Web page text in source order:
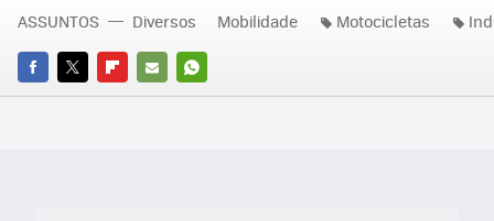
FACEBOOK
TWITTERFLIPBOARD
E-
WHATSAPP
ASSUNTOS Diversos Mobilidade Motocicletas